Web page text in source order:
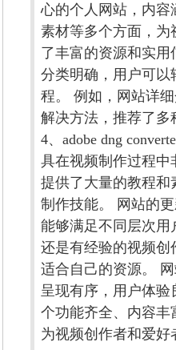
心的个人网站，内容
素材等多个方面，
了丰富的资源和实用
分类明确，用户可以
程。 例如，网站详
解决方法，推荐了多
4、adobe dng
具在视频制作过程
提供了大量的教程和
制作技能。 网站的
能够满足不同层次
还是有经验的视频创
适合自己的资源。
呈现有序，用户体
个功能齐全、内容丰
为视频创作者和爱好